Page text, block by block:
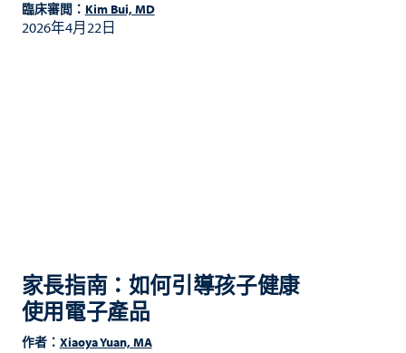
臨床審閲： Kim Bui, MD
2026年4月22日
家長指南：如何引導孩子健康
使用電子產品
作者： Xiaoya Yuan, MA